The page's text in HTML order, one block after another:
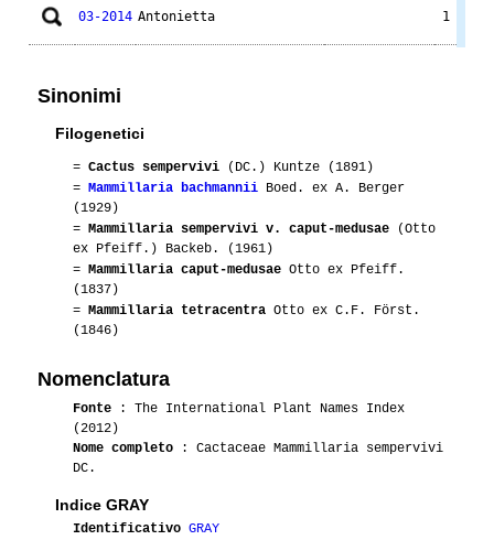
03-2014 Antonietta 1
02-2011 Tommaso76
05-2010
05-2010 Dale
05-2009 Ilga
Sinonimi
Filogenetici
= Cactus sempervivi (DC.) Kuntze (1891)
= Mammillaria bachmannii Boed. ex A. Berger
(1929)
= Mammillaria sempervivi v. caput-medusae (Otto
ex Pfeiff.) Backeb. (1961)
= Mammillaria caput-medusae Otto ex Pfeiff.
(1837)
= Mammillaria tetracentra Otto ex C.F. Först.
(1846)
Nomenclatura
Fonte : The International Plant Names Index
(2012)
Nome completo : Cactaceae Mammillaria sempervivi
DC.
Indice GRAY
Identificativo GRAY